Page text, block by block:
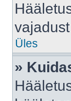
Üles
»